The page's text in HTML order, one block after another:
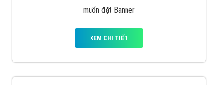
muốn đặt Banner
XEM CHI TIẾT